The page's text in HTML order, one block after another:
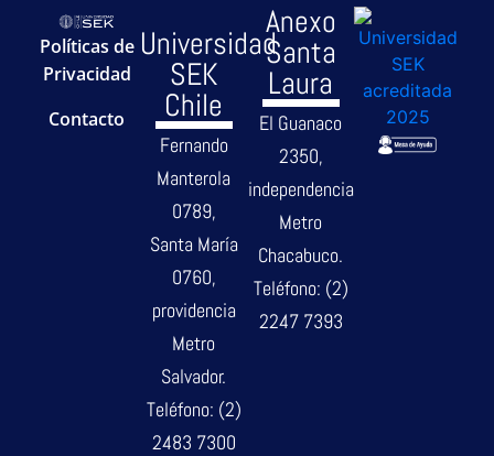
Políticas de
Privacidad
Contacto
Universidad
SEK
Chile
Fernando
Manterola
0789,
Santa María
0760,
providencia
Metro
Salvador.
Teléfono: (2)
2483 7300
Anexo
Santa
Laura
El Guanaco
2350,
independencia
Metro
Chacabuco.
Teléfono: (2)
2247 7393